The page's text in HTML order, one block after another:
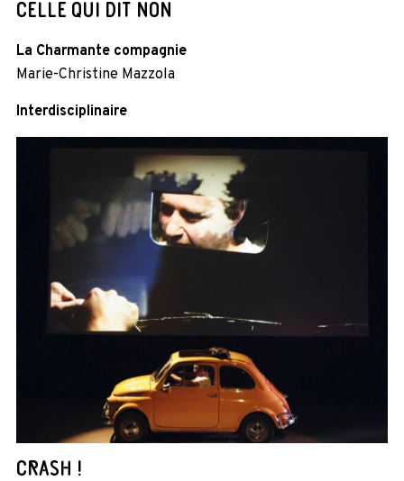
CELLE QUI DIT NON
La Charmante compagnie
Marie-Christine Mazzola
Interdisciplinaire
CRASH !